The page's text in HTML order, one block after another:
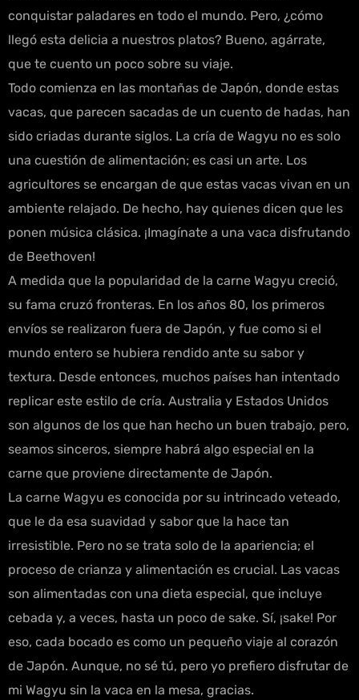
conquistar paladares en todo el mundo. Pero, ¿cómo
llegó esta delicia a nuestros platos? Bueno, agárrate,
que te cuento un poco sobre su viaje.
Todo comienza en las montañas de Japón, donde estas
vacas, que parecen sacadas de un cuento de hadas, han
sido criadas durante siglos. La cría de Wagyu no es solo
una cuestión de alimentación; es casi un arte. Los
agricultores se encargan de que estas vacas vivan en un
ambiente relajado. De hecho, hay quienes dicen que les
ponen música clásica. ¡Imagínate a una vaca disfrutando
de Beethoven!
A medida que la popularidad de la carne Wagyu creció,
su fama cruzó fronteras. En los años 80, los primeros
envíos se realizaron fuera de Japón, y fue como si el
mundo entero se hubiera rendido ante su sabor y
textura. Desde entonces, muchos países han intentado
replicar este estilo de cría. Australia y Estados Unidos
son algunos de los que han hecho un buen trabajo, pero,
seamos sinceros, siempre habrá algo especial en la
carne que proviene directamente de Japón.
La carne Wagyu es conocida por su intrincado veteado,
que le da esa suavidad y sabor que la hace tan
irresistible. Pero no se trata solo de la apariencia; el
proceso de crianza y alimentación es crucial. Las vacas
son alimentadas con una dieta especial, que incluye
cebada y, a veces, hasta un poco de sake. Sí, ¡sake! Por
eso, cada bocado es como un pequeño viaje al corazón
de Japón. Aunque, no sé tú, pero yo prefiero disfrutar de
mi Wagyu sin la vaca en la mesa, gracias.